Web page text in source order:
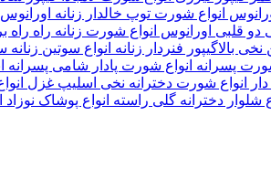
انواع شورت توپ خالدار زنانه اورانوس
دو قلبی اورانوس انواع شورت زنانه راه
نخی بالاگیپور فنردار زنانه انواع سوتین زنانه
پسرانه انواع شورت پادار شامی پسرانه
انواع شورت دخترانه نخی اسلیپ غزل
شلوار دخترانه گلی راسته انواع پوشاک نوزاد